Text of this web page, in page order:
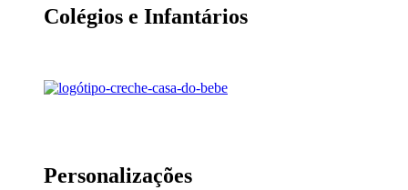
Colégios e Infantários
Personalizações